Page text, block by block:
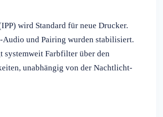
wird Standard für neue Drucker.
und Pairing wurden stabilisiert.
systemweit Farbfilter über den
unabhängig von der Nachtlicht-